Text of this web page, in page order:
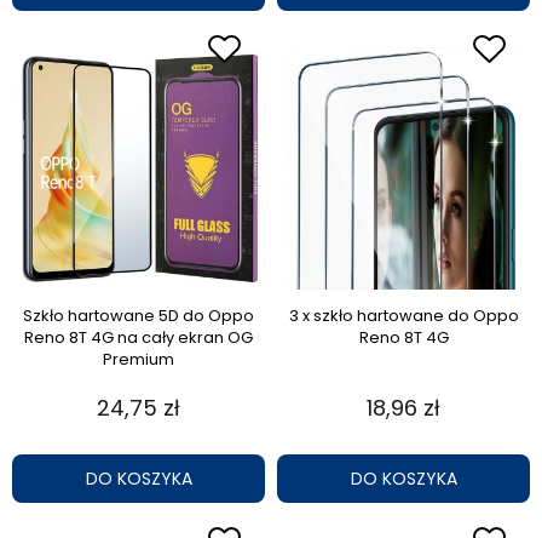
Szkło hartowane 5D do Oppo
Reno 8T 4G na cały ekran OG
Premium
24,75 zł
DO KOSZYKA
3 x szkło hartowane do Oppo
Reno 8T 4G
18,96 zł
DO KOSZYKA